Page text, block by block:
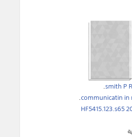
smith P
.
communicatin
.
HF5415.123.s65